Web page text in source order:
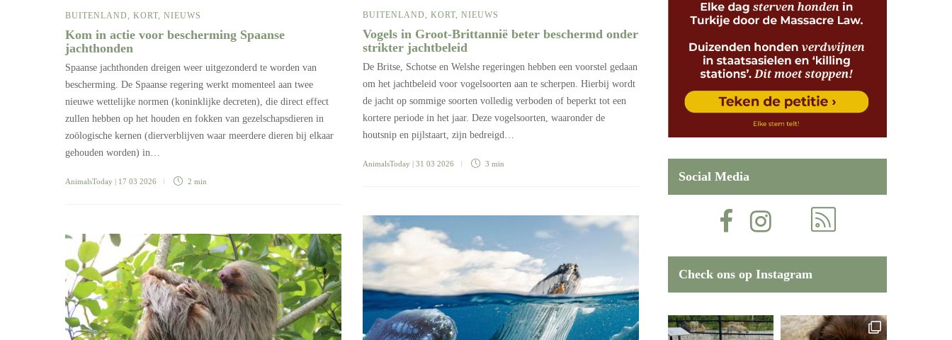
BUITENLAND, KORT, NIEUWS
Vogels in Groot-Brittannië beter beschermd onder
strikter jachtbeleid
De Britse, Schotse en Welshe regeringen hebben een voorstel gedaan
om het jachtbeleid voor vogelsoorten aan te scherpen. Hierbij wordt
de jacht op sommige soorten volledig verboden of beperkt tot een
kortere periode in het jaar. Deze vogelsoorten, waaronder de
houtsnip en pijlstaart, zijn bedreigd…
AnimalsToday | 31 03 2026 3 min
BUITENLAND, KORT, NIEUWS
Kom in actie voor bescherming Spaanse
jachthonden
Spaanse jachthonden dreigen weer uitgezonderd te worden van
bescherming. De Spaanse regering werkt momenteel aan twee
nieuwe wettelijke normen (koninklijke decreten), die direct effect
zullen hebben op het houden en fokken van gezelschapsdieren in
zoölogische kernen (dierverblijven waar meerdere dieren bij elkaar
gehouden worden) in…
AnimalsToday | 17 03 2026 2 min Social Media
Check ons op Instagram